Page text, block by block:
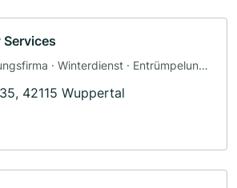
Services
· Winterdienst · Entrümpelung ·
42115 Wuppertal